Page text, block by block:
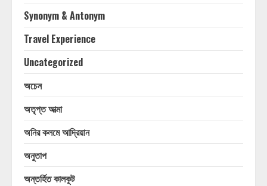
Synonym & Antonym
Travel Experience
Uncategorized
অচেন
অতৃপ্ত আত্মা
অনির কলমে আদ্রিয়ান
অনুতাপ
অন্তর্হিত কালকূট